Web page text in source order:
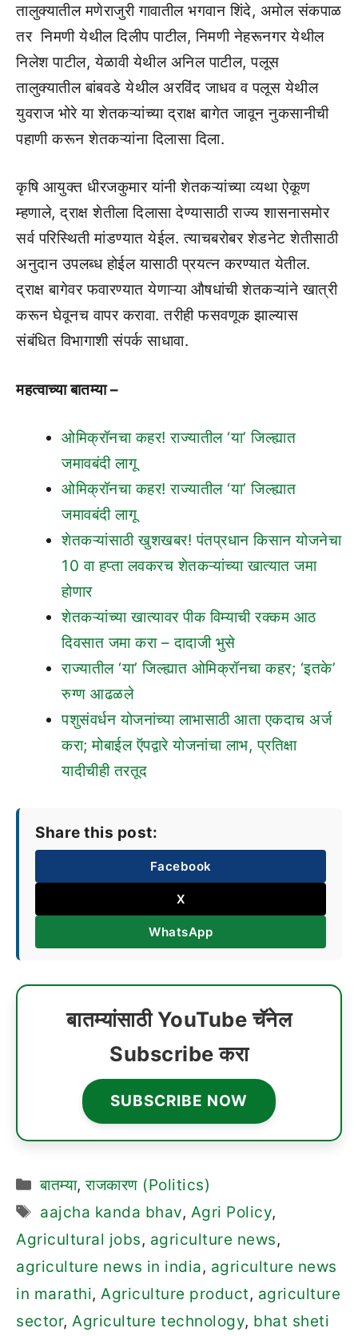
तालुक्यातील मणेराजुरी गावातील भगवान शिंदे, अमोल संकपाळ
तर निमणी येथील दिलीप पाटील, निमणी नेहरूनगर येथील
निलेश पाटील, येळावी येथील अनिल पाटील, पलूस
तालुक्यातील बांबवडे येथील अरविंद जाधव व पलूस येथील
युवराज भोरे या शेतकऱ्यांच्या द्राक्ष बागेत जावून नुकसानीची
पहाणी करून शेतकऱ्यांना दिलासा दिला.
कृषि आयुक्त धीरजकुमार यांनी शेतकऱ्यांच्या व्यथा ऐकूण
म्हणाले, द्राक्ष शेतीला दिलासा देण्यासाठी राज्य शासनासमोर
सर्व परिस्थिती मांडण्यात येईल. त्याचबरोबर शेडनेट शेतीसाठी
अनुदान उपलब्ध होईल यासाठी प्रयत्न करण्यात येतील.
द्राक्ष बागेवर फवारण्यात येणाऱ्या औषधांची शेतकऱ्यांने खात्री
करून घेवूनच वापर करावा. तरीही फसवणूक झाल्यास
संबंधित विभागाशी संपर्क साधावा.
महत्वाच्या बातम्या –
ओमिक्रॉनचा कहर! राज्यातील ‘या’ जिल्ह्यात
जमावबंदी लागू
ओमिक्रॉनचा कहर! राज्यातील ‘या’ जिल्ह्यात
जमावबंदी लागू
शेतकऱ्यांसाठी खुशखबर! पंतप्रधान किसान योजनेचा
10 वा हप्ता लवकरच शेतकऱ्यांच्या खात्यात जमा
होणार
शेतकऱ्यांच्या खात्यावर पीक विम्याची रक्कम आठ
दिवसात जमा करा – दादाजी भुसे
राज्यातील ‘या’ जिल्ह्यात ओमिक्रॉनचा कहर; ‘इतके’
रुग्ण आढळले
पशुसंवर्धन योजनांच्या लाभासाठी आता एकदाच अर्ज
करा; मोबाईल ऍपद्वारे योजनांचा लाभ, प्रतिक्षा
यादीचीही तरतूद
Share this post:
Facebook
X
WhatsApp
बातम्यांसाठी YouTube चॅनेल
Subscribe करा
SUBSCRIBE NOW
Categories
बातम्या,राजकारण (Politics)
Tags
aajcha kanda bhav, Agri Policy,
Agricultural jobs, agriculture news,
agriculture news in india, agriculture news
in marathi, Agriculture product, agriculture
sector, Agriculture technology, bhat sheti